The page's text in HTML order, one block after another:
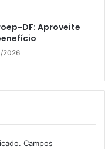
DF: Aproveite
2026
Campos